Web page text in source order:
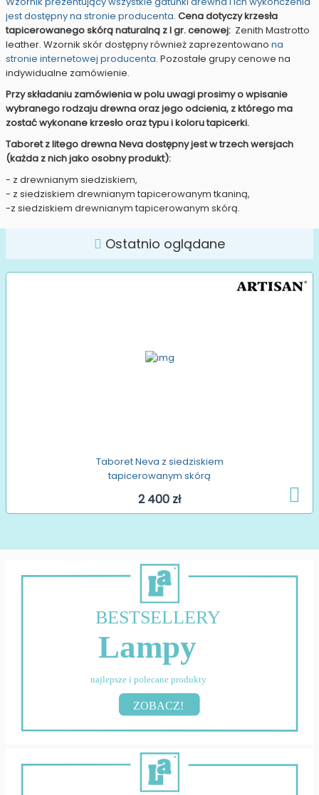
jest dostępny na stronie producenta. Cena dotyczy krzesła
tapicerowanego skórą naturalną z I gr. cenowej: Zenith Mastrotto
leather. Wzornik skór dostępny również zaprezentowano na
stronie internetowej producenta. Pozostałe grupy cenowe na
indywidualne zamówienie.
Przy składaniu zamówienia w polu uwagi prosimy o wpisanie
wybranego rodzaju drewna oraz jego odcienia, z którego ma
zostać wykonane krzesło oraz typu i koloru tapicerki.
Taboret z litego drewna Neva dostępny jest w trzech wersjach
(każda z nich jako osobny produkt):
- z drewnianym siedziskiem,
- z siedziskiem drewnianym tapicerowanym tkaniną,
-z siedziskiem drewnianym tapicerowanym skórą.
Ostatnio oglądane
Taboret Neva z siedziskiem
tapicerowanym skórą
2 400 zł
BESTSELLERY
Lampy
najlepsze i polecane produkty
ZOBACZ!